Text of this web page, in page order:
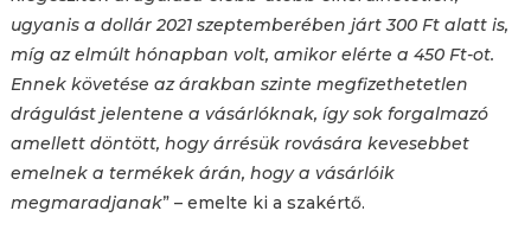
ugyanis a dollár 2021 szeptemberében járt 300 Ft alatt is,
míg az elmúlt hónapban volt, amikor elérte a 450 Ft-ot.
Ennek követése az árakban szinte megfizethetetlen
drágulást jelentene a vásárlóknak, így sok forgalmazó
amellett döntött, hogy árrésük rovására kevesebbet
emelnek a termékek árán, hogy a vásárlóik
megmaradjanak” – emelte ki a szakértő.